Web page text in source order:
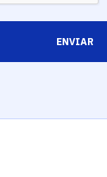
ENVIAR